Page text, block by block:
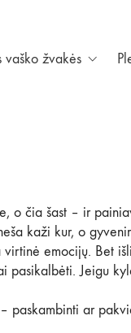
vaško žvakės
o čia šast – ir
kaži kur, o
emocijų. Bet
pasikalbėti. Jeigu
ar